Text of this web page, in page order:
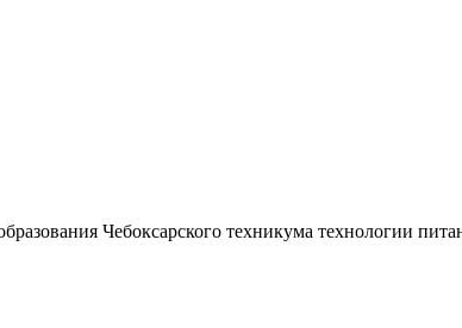
Чебоксарского техникума технологии